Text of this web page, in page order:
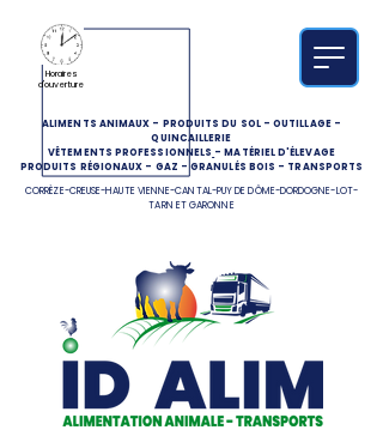
ALIMENTS ANIMAUX - PRODUITS DU SOL-OUTILLAGE-
QUINCAILLERIE
VÊTEMENTS PROFESSIONNELS -MATÉRIEL D'ÉLEVAGE
PRODUITS RÉGIONAUX - GAZ -GRANULÉS BOIS - TRANSPORTS
CORRÈZE-CREUSE-HAUTE VIENNE-CANTAL-PUY DE DÔME-DORDOGNE-LOT-
TARN ET GARONNE
Horaires
d'ouverture